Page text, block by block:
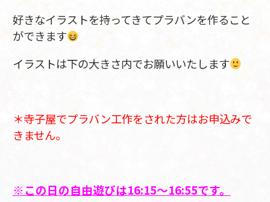
好きなイラストを持ってきてプラバンを作ること
ができます
イラストは下の大きさ内でお願いいたします
＊寺子屋でプラバン工作をされた方はお申込みで
きません。
※この日の自由遊びは16:15～16:55です。